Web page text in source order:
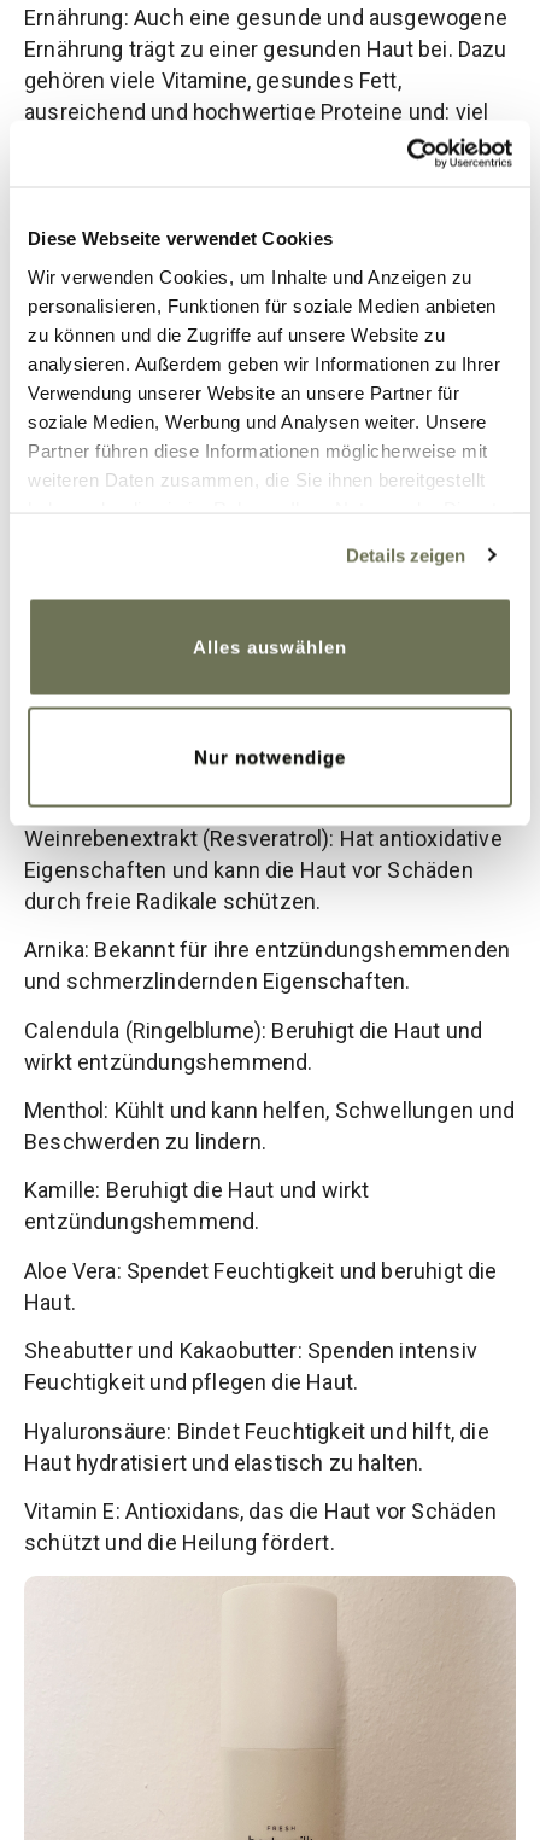
Diese Webseite verwendet Cookies
Wir verwenden Cookies, um Inhalte und Anzeigen zu
personalisieren, Funktionen für soziale Medien anbieten
zu können und die Zugriffe auf unsere Website zu
analysieren. Außerdem geben wir Informationen zu Ihrer
Verwendung unserer Website an unsere Partner für
soziale Medien, Werbung und Analysen weiter. Unsere
Partner führen diese Informationen möglicherweise mit
weiteren Daten zusammen, die Sie ihnen bereitgestellt
Cookies, wenn Sie unsere Webseite weiterhin nutzen.
Weitere Informationen finden Sie in unserer
Details zeigen
Alles auswählen
Nur notwendige
Ernährung: Auch eine gesunde und ausgewogene
Ernährung trägt zu einer gesunden Haut bei. Dazu
gehören viele Vitamine, gesundes Fett,
ausreichend und hochwertige Proteine und: viel
Welche Inhaltsstoffe eignen sich
Lipödem?
Grundsätzlich ist es wichtig zu verstehen, dass
du keine aggressiven Kosmetika verwenden
solltest, da sie viele endokrine
Disruptoren enthalten, die dein Lipödem negativ
beeinflussen können. Dazu gehören: Parabene,
Für die Haut bei Lipödem gibt es bestimmte
und hautberuhigend wirken. Hier sind einige der
Durchblutung und kann helfen, Schwellungen zu
Weinrebenextrakt (Resveratrol): Hat antioxidative
Eigenschaften und kann die Haut vor Schäden
durch freie Radikale schützen.
Arnika: Bekannt für ihre entzündungshemmenden
und schmerzlindernden Eigenschaften.
Calendula (Ringelblume): Beruhigt die Haut und
wirkt entzündungshemmend.
Menthol: Kühlt und kann helfen, Schwellungen und
Beschwerden zu lindern.
Kamille: Beruhigt die Haut und wirkt
entzündungshemmend.
Aloe Vera: Spendet Feuchtigkeit und beruhigt die
Haut.
Sheabutter und Kakaobutter: Spenden intensiv
Feuchtigkeit und pflegen die Haut.
Hyaluronsäure: Bindet Feuchtigkeit und hilft, die
Haut hydratisiert und elastisch zu halten.
Vitamin E: Antioxidans, das die Haut vor Schäden
schützt und die Heilung fördert.